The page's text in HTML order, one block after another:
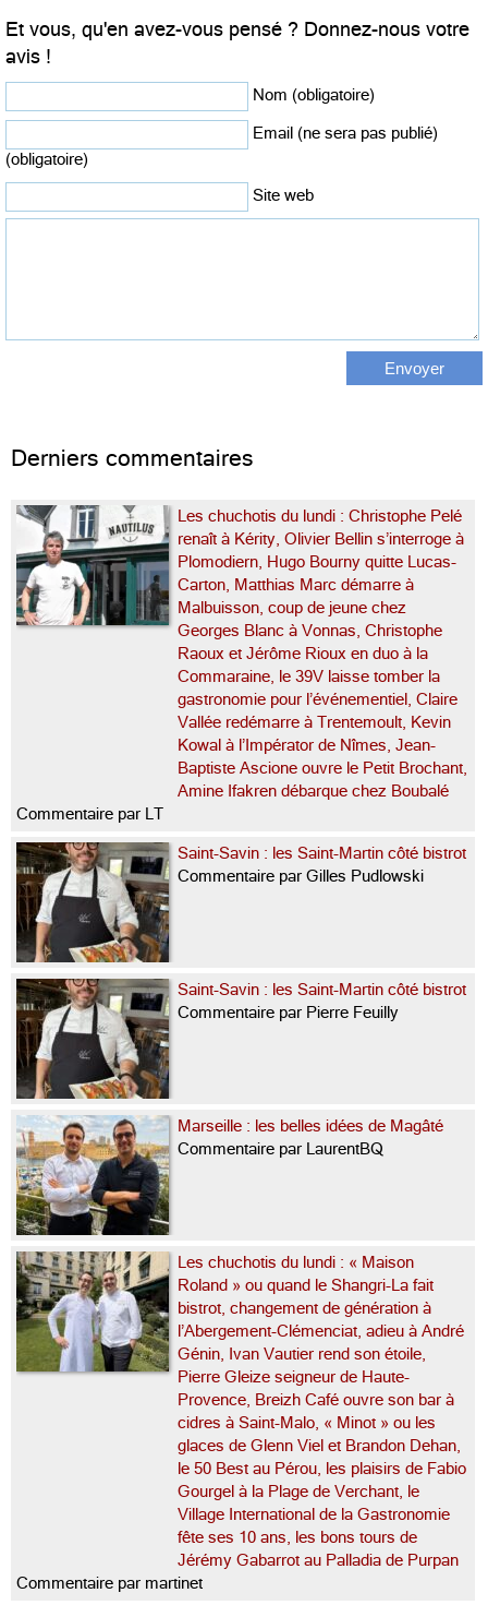
Et vous, qu'en avez-vous pensé ? Donnez-nous votre
avis !
Nom (obligatoire)
Email (ne sera pas publié)
(obligatoire)
Site web
Derniers commentaires
Les chuchotis du lundi : Christophe Pelé
renaît à Kérity, Olivier Bellin s’interroge à
Plomodiern, Hugo Bourny quitte Lucas-
Carton, Matthias Marc démarre à
Malbuisson, coup de jeune chez
Georges Blanc à Vonnas, Christophe
Raoux et Jérôme Rioux en duo à la
Commaraine, le 39V laisse tomber la
gastronomie pour l’événementiel, Claire
Vallée redémarre à Trentemoult, Kevin
Kowal à l’Impérator de Nîmes, Jean-
Baptiste Ascione ouvre le Petit Brochant,
Amine Ifakren débarque chez Boubalé
Commentaire par LT
Saint-Savin : les Saint-Martin côté bistrot
Commentaire par Gilles Pudlowski
Saint-Savin : les Saint-Martin côté bistrot
Commentaire par Pierre Feuilly
Marseille : les belles idées de Magâté
Commentaire par LaurentBQ
Les chuchotis du lundi : « Maison
Roland » ou quand le Shangri-La fait
bistrot, changement de génération à
l’Abergement-Clémenciat, adieu à André
Génin, Ivan Vautier rend son étoile,
Pierre Gleize seigneur de Haute-
Provence, Breizh Café ouvre son bar à
cidres à Saint-Malo, « Minot » ou les
glaces de Glenn Viel et Brandon Dehan,
le 50 Best au Pérou, les plaisirs de Fabio
Gourgel à la Plage de Verchant, le
Village International de la Gastronomie
fête ses 10 ans, les bons tours de
Jérémy Gabarrot au Palladia de Purpan
Commentaire par martinet